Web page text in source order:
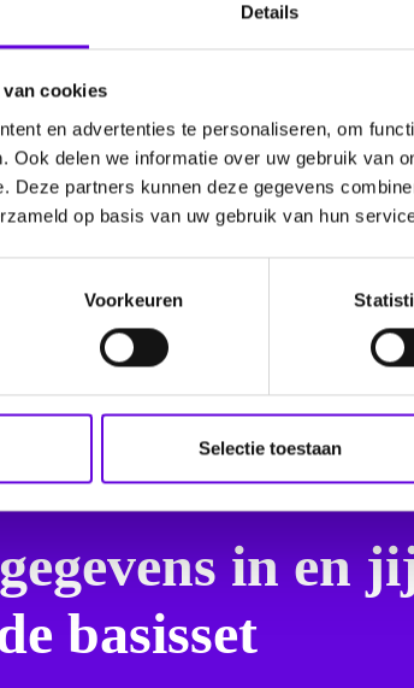
Details
van cookies
en advertenties te personaliseren, om
Ook delen we informatie over uw gebruik van
Deze partners kunnen deze gegevens
op basis van uw gebruik van hun
Voorkeuren
Selectie toestaan
je een aanval hebt.
tas of bij je
een aanval hebt. Er staat
je hebt.
je een beeld van hoe
in en
basisset